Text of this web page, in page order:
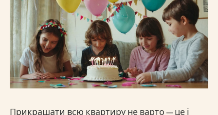
Прикрашати всю квартиру не варто — це і